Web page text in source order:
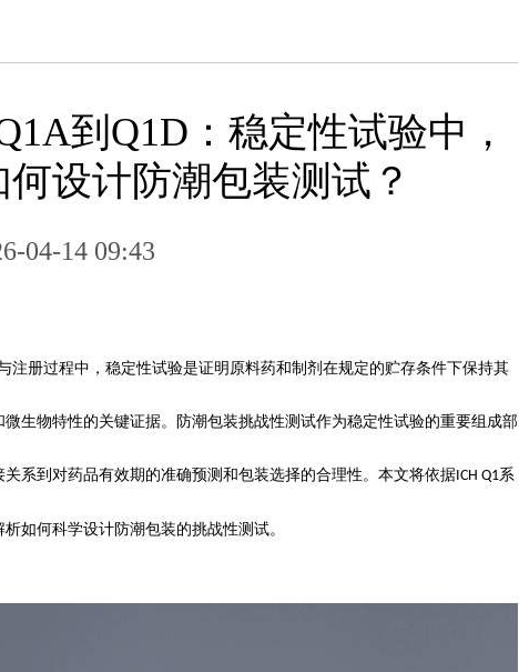
到Q1D：稳定性试验中，
何设计防潮包装测试？
04-14 09:43
注册过程中，稳定性试验是证明原料药和制剂在规定的贮存条件下保持其
生物特性的关键证据。防潮包装挑战性测试作为稳定性试验的重要组成部
系到对药品有效期的准确预测和包装选择的合理性。本文将依据ICH Q1系
如何科学设计防潮包装的挑战性测试。